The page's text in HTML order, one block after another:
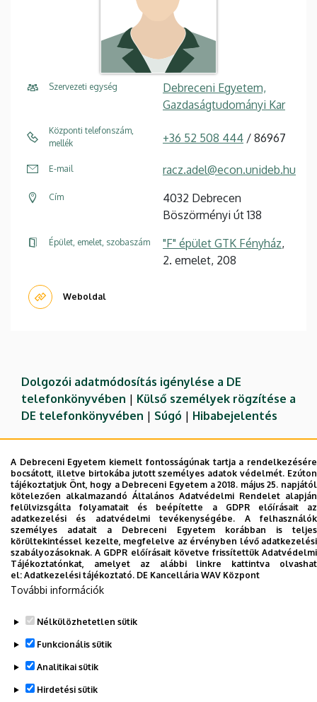
Szervezeti egység
Debreceni Egyetem,
Gazdaságtudományi Kar
Központi telefonszám,
mellék
+36 52 508 444 / 86967
E-mail racz.adel@econ.unideb.hu
Cím
4032 Debrecen
Böszörményi út 138
Épület, emelet, szobaszám "F" épület GTK Fényház,
2. emelet, 208
Weboldal
Dolgozói adatmódosítás igénylése a DE
telefonkönyvében | Külső személyek rögzítése a
DE telefonkönyvében | Súgó | Hibabejelentés
Adatvédelem
Adatvédelem
A Debreceni Egyetem kiemelt fontosságúnak tartja a rendelkezésére
bocsátott, illetve birtokába jutott személyes adatok védelmét. Ezúton
tájékoztatjuk Önt, hogy a Debreceni Egyetem a 2018. május 25. napjától
kötelezően alkalmazandó Általános Adatvédelmi Rendelet alapján
felülvizsgálta folyamatait és beépítette a GDPR előírásait az
adatkezelési és adatvédelmi tevékenységébe. A felhasználók
személyes adatait a Debreceni Egyetem korábban is teljes
körültekintéssel kezelte, megfelelve az érvényben lévő adatkezelési
szabályozásoknak. A GDPR előírásait követve frissítettük Adatvédelmi
Tájékoztatónkat, amelyet az alábbi linkre kattintva olvashat
el: Adatkezelési tájékoztató. DE Kancellária WAV Központ
További információk
Nélkülözhetetlen sütik
Funkcionális sütik
Analitikai sütik
Hirdetési sütik